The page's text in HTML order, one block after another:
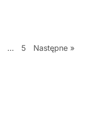
… 5 Następne »